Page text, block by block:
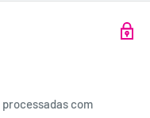
com